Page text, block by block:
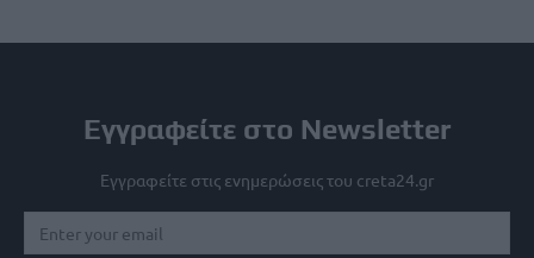
Εγγραφείτε στο Newsletter
Εγγραφείτε στις ενημερώσεις του creta24.gr